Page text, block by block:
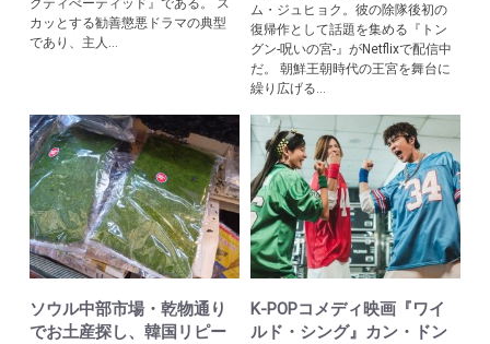
クティべーティッド』である。 ス
カッとする勧善懲悪ドラマの典型
であり、主人...
ム・ジュヒョク。彼の除隊後初の
復帰作として話題を集める『トン
グン-呪いの宮-』がNetflixで配信中
だ。 朝鮮王朝時代の王宮を舞台に
繰り広げる...
ソウル中部市場・乾物通り
でお土産探し、韓国リピー
K-POPコメディ映画『ワイ
ルド・シング』カン・ドン